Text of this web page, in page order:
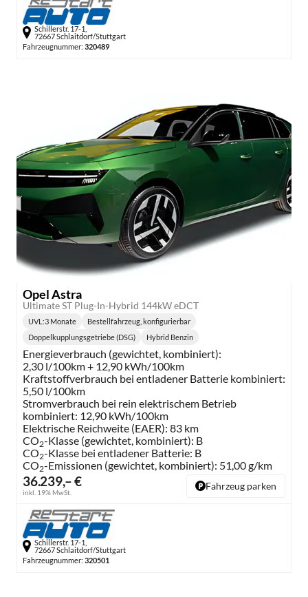
Schillerstr. 17-1,
72667 Schlaitdorf/Stuttgart
Fahrzeugnummer: 320489
Opel Astra
Ultimate ST Plug-In-Hybrid 144kW eDCT
36.239,– €
inkl. 19% MwSt.
Lieferzeit:
UVL :3 Monate Bestellfahrzeug, konfigurierbar
Getriebe:
Doppelkupplungsgetriebe (DSG)
Kraftstoff:
Hybrid Benzin
Energieverbrauch (gewichtet, kombiniert):
2,30 l/100km + 12,90 kWh/100km
Kraftstoffverbrauch bei entladener Batterie kombiniert:
5,50 l/100km
Stromverbrauch bei rein elektrischem Betrieb
kombiniert: 12,90 kWh/100km
Elektrische Reichweite (EAER): 83 km
CO2-Klasse (gewichtet, kombiniert): B
CO2-Klasse bei entladener Batterie: B
CO2-Emissionen (gewichtet, kombiniert): 51,00 g/km
Fahrzeug parken
Schillerstr. 17-1,
72667 Schlaitdorf/Stuttgart
Fahrzeugnummer: 320501